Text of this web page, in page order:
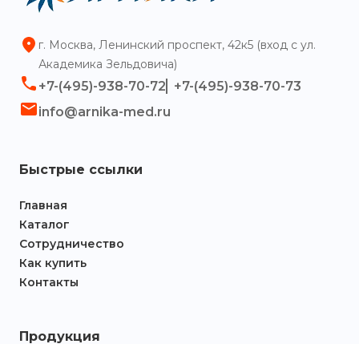
г. Москва, Ленинский проспект, 42к5 (вход с ул.
Академика Зельдовича)
+7-(495)-938-70-72
+7-(495)-938-70-73
info@arnika-med.ru
Быстрые ссылки
Главная
Каталог
Сотрудничество
Как купить
Контакты
Продукция